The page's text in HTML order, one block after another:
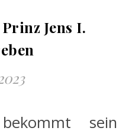
Jens I.